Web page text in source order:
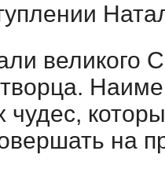
великого
чудес,
на